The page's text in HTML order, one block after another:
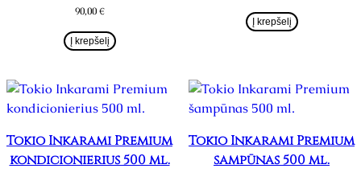
90,00€
Į krepšelį
Į krepšelį
Tokio Inkarami Premium
kondicionierius 500 ml.
Tokio Inkarami Premium
šampūnas 500 ml.